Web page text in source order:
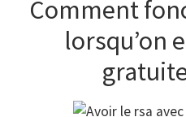
Comment
lorsqu’on